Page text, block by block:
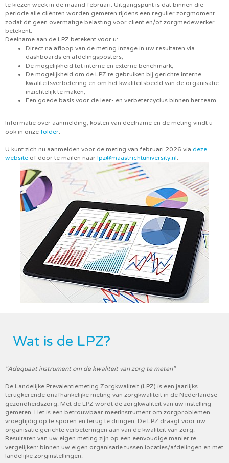
te kiezen week in de maand februari. Uitgangspunt is dat binnen die
periode alle cliënten worden gemeten tijdens een regulier zorgmoment
zodat dit geen overmatige belasting voor cliënt en/of zorgmedewerker
betekent.
Deelname aan de LPZ betekent voor u:
Direct na afloop van de meting inzage in uw resultaten via
dashboards en afdelingsposters;
De mogelijkheid tot interne en externe benchmark;
De mogelijkheid om de LPZ te gebruiken bij gerichte interne
kwaliteitsverbetering en om het kwaliteitsbeeld van de organisatie
inzichtelijk te maken;
Een goede basis voor de leer- en verbetercyclus binnen het team.
Informatie over aanmelding, kosten van deelname en de meting vindt u
ook in onze folder.
U kunt zich nu aanmelden voor de meting van februari 2026 via deze
website of door te mailen naar .
Wat is de LPZ?
"Adequaat instrument om de kwaliteit van zorg te meten"
De Landelijke Prevalentiemeting Zorgkwaliteit (LPZ) is een jaarlijks
terugkerende onafhankelijke meting van zorgkwaliteit in de Nederlandse
gezondheidszorg. Met de LPZ wordt de zorgkwaliteit van uw instelling
gemeten. Het is een betrouwbaar meetinstrument om zorgproblemen
vroegtijdig op te sporen en terug te dringen. De LPZ draagt voor uw
organisatie gerichte verbeteringen aan van de kwaliteit van zorg.
Resultaten van uw eigen meting zijn op een eenvoudige manier te
vergelijken: binnen uw eigen organisatie tussen locaties/afdelingen en met
landelijke zorginstellingen.